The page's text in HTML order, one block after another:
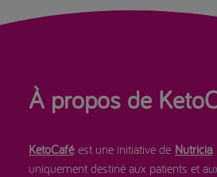
À propos de
KetoCaféest une initiative de Nutricia
uniquement destiné aux patients et